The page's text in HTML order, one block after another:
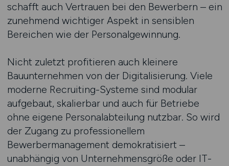
schafft auch Vertrauen bei den Bewerbern – ein
zunehmend wichtiger Aspekt in sensiblen
Bereichen wie der Personalgewinnung.
Nicht zuletzt profitieren auch kleinere
Bauunternehmen von der Digitalisierung. Viele
moderne Recruiting-Systeme sind modular
aufgebaut, skalierbar und auch für Betriebe
ohne eigene Personalabteilung nutzbar. So wird
der Zugang zu professionellem
Bewerbermanagement demokratisiert –
unabhängig von Unternehmensgröße oder IT-